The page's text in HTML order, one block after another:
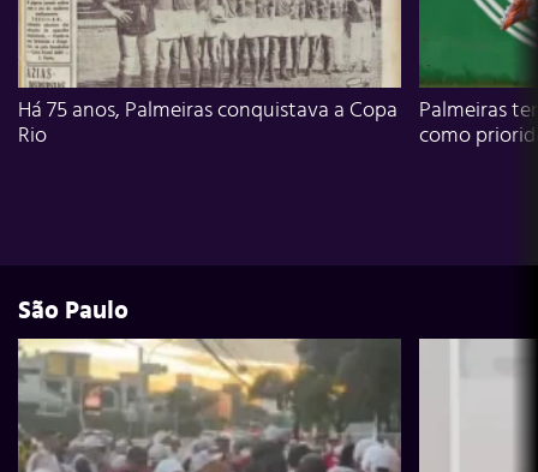
Há 75 anos, Palmeiras conquistava a Copa
Rio
Palmeiras
como
São Paulo